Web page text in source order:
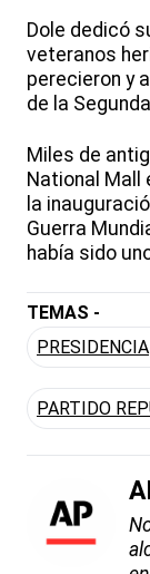
Dole dedicó
veteranos
perecieron y
de la
Miles de
National Mall
la
Guerra
había sido
TEMAS -
PRESIDENCIA
PARTIDO